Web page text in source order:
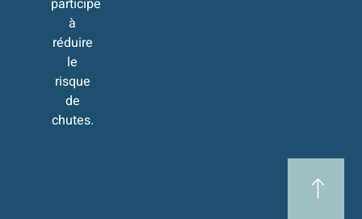
participe
à
réduire
le
risque
de
chutes.